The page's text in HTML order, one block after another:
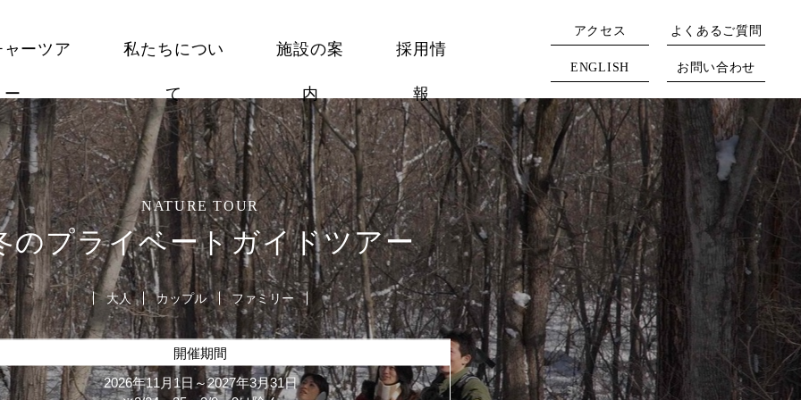
ーツア
ー
私たちについ
て
施設の案
内
採用情
報
アクセス よくあるご質問
ENGLISH お問い合わせ
NATURE TOUR
のプライベートガイドツアー
大人 カップル ファミリー
開催期間
2026年11月1日～2027年3月31日